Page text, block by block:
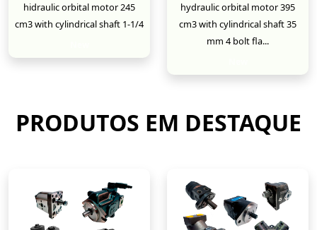
hidraulic orbital motor 245
cm3 with cylindrical shaft 1-1/4
hydraulic orbital motor 395
cm3 with cylindrical shaft 35
mm 4 bolt fla...
PRODUTOS EM DESTAQUE